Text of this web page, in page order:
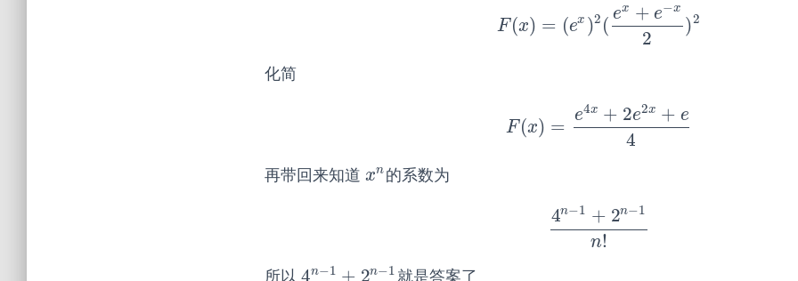
F(x) = (ex )2 (
ex + e−x
2
)2
F(x )= ex) 2(e x+e−x2)2
化简
F (x) =
e4x + 2e2x + e
4
F(x )= e4x+2e2x+e4
再带回来知道 xn
xn的系数为
4n−1 + 2n−1
n!
4n−1+2n−1n!
所以 4n−1 + 2n−1就是答案了